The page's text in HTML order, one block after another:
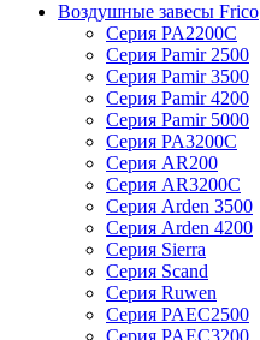
Воздушные завесы Frico
Серия PA2200C
Серия Pamir 2500
Серия Pamir 3500
Серия Pamir 4200
Серия Pamir 5000
Серия PA3200C
Серия AR200
Серия AR3200C
Серия Arden 3500
Серия Arden 4200
Серия Sierra
Серия Scand
Серия Ruwen
Серия PAEC2500
Серия PAEC3200